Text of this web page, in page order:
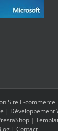
Site E-commerce
| Développement
|